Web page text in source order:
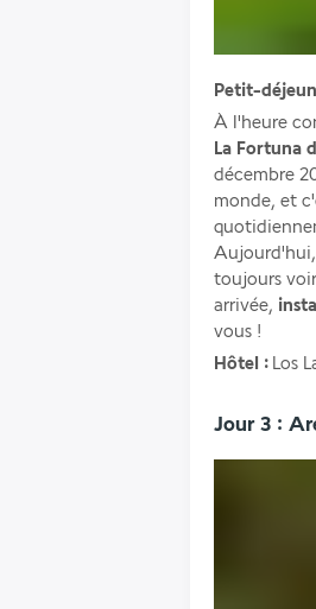
Petit-
À l'heure
La Fortuna
décembre
monde, et
Aujourd'hui,
toujours
arrivée,
vous !
Hôtel : Los
Jour 3 :